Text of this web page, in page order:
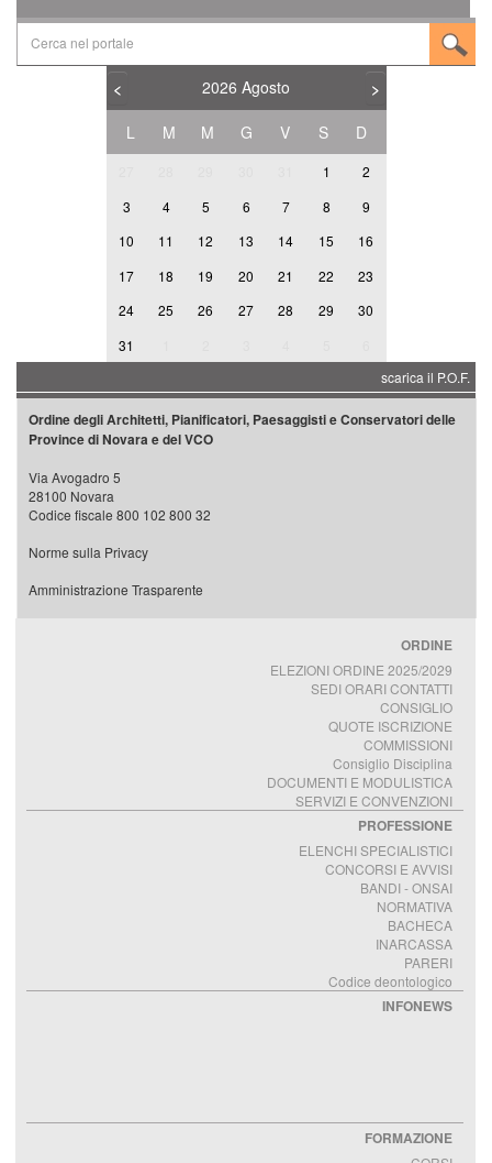
< 2026 Agosto
>
L
M M G V S D
1
2
3
4 5 6 7 8
9
10
11 12 13 14 15
16
17
18 19 20 21 22
23
24
25 26 27 28 29
30
31
scarica il P.O.F.
Ordine degli Architetti, Pianificatori, Paesaggisti e Conservatori delle
Province di Novara e del VCO
Via Avogadro 5
28100 Novara
Codice fiscale 800 102 800 32
Norme sulla Privacy
Amministrazione Trasparente
ORDINE
ELEZIONI ORDINE 2025/2029
SEDI ORARI CONTATTI
CONSIGLIO
QUOTE ISCRIZIONE
COMMISSIONI
Consiglio Disciplina
DOCUMENTI E MODULISTICA
SERVIZI E CONVENZIONI
PROFESSIONE
ELENCHI SPECIALISTICI
CONCORSI E AVVISI
BANDI - ONSAI
NORMATIVA
BACHECA
INARCASSA
PARERI
Codice deontologico
INFONEWS
FORMAZIONE